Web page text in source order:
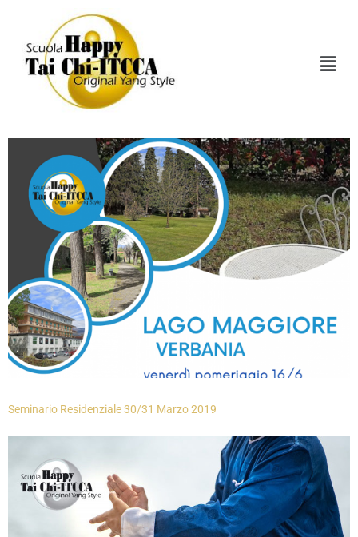
Tag:Taichi
Stage Residenziale Di Fine Anno
Seminario Residenziale 30/31 Marzo 2019